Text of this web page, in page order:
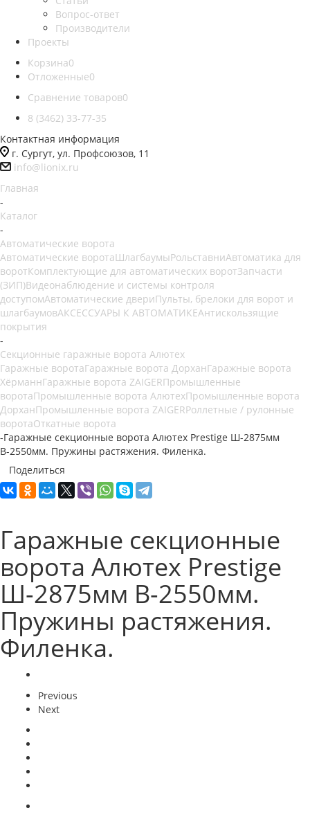
Вопрос-ответ
Производители
Проекты
Корзина0
Отложенные0
Сравнение товаров0
8 (3462) 33-77-35
Контактная информация
г. Сургут, ул. Профсоюзов, 11
info@lionix.ru
Главная
-
Каталог
-
Автоматические ворота
Автоматические воротаШлагбаумыРольставниАвтоматика для
воротКомплектующие для автоматических воротЗапчасти
(ЗИП)Видеонаблюдение и системы контроля
доступомАвтоматические двериПульты, брелоки для ворот и
шлагбаумовАКСЕССУАРЫ К АВТОМАТИКЕАнтискользящие
покрытия
-
Секционные гаражные ворота Алютех
Гаражные воротаГаражные ворота ДорханГаражные ворота
ХёрманнГаражные ворота ZAIGERПромышленные
воротаПромышленные ворота АлютехПромышленные ворота
ДорханПромышленные ворота ZAIGERРоллетные / рулонные
воротаОткатные ворота
-Гаражные секционные ворота Алютех Prestige Ш-2875мм
В-2550мм. Пружины растяжения. Филенка.
Поделиться
Гаражные секционные
ворота Алютех Prestige
Ш-2875мм В-2550мм.
Пружины растяжения.
Филенка.
Previous
Next